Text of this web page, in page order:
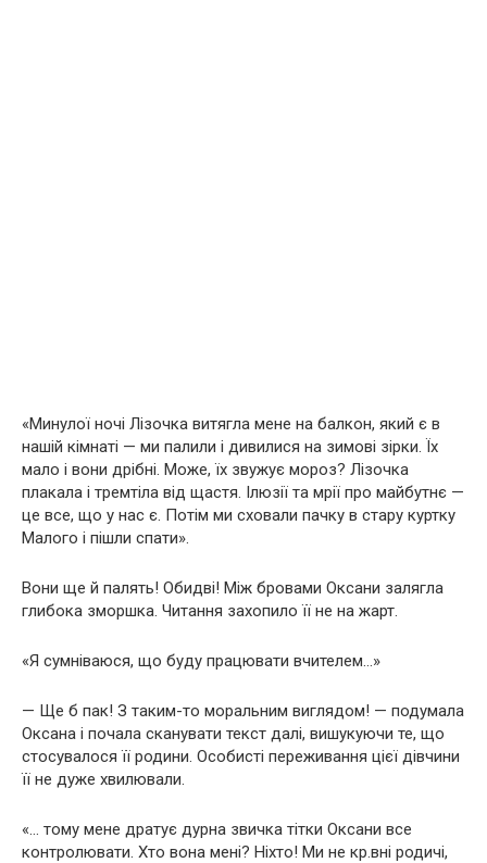
«Минулої ночі Лізочка витягла мене на балкон, який є в
нашій кімнаті — ми палили і дивилися на зимові зірки. Їх
мало і вони дрібні. Може, їх звужує мороз? Лізочка
плакала і тремтіла від щастя. Ілюзії та мрії про майбутнє —
це все, що у нас є. Потім ми сховали пачку в стару куртку
Малого і пішли спати».
Вони ще й палять! Обидві! Між бровами Оксани залягла
глибока зморшка. Читання захопило її не на жарт.
«Я сумніваюся, що буду працювати вчителем…»
— Ще б пак! З таким-то моральним виглядом! — подумала
Оксана і почала сканувати текст далі, вишукуючи те, що
стосувалося її родини. Особисті переживання цієї дівчини
її не дуже хвилювали.
«… тому мене дратує дурна звичка тітки Оксани все
контролювати. Хто вона мені? Ніхто! Ми не кр.вні родичі,